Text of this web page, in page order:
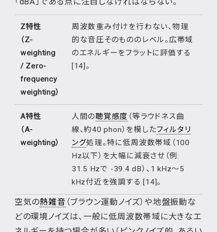
Z特性
（Z-
weighting
/ Zero-
frequency
weighting）
周波数重み付けを行わない、物理
的な音圧そのもののレベル。広帯域
のエネルギーをフラットに評価する
[14]。
A特性
（A-
weighting）
人間の聴覚感度 （等ラウドネス曲
線、約40 phon）を模したフィルタリ
ング処理。特に低周波数帯域（100
Hz以下）を大幅に減衰させ（例:
31.5 Hzで -39.4 dB）、1 kHz～5
kHz付近を強調する [14]。
空気の熱雑音 （ブラウン運動ノイズ）や地盤振動な
どの環境ノイズは、一般に低周波数帯域に大きなエ